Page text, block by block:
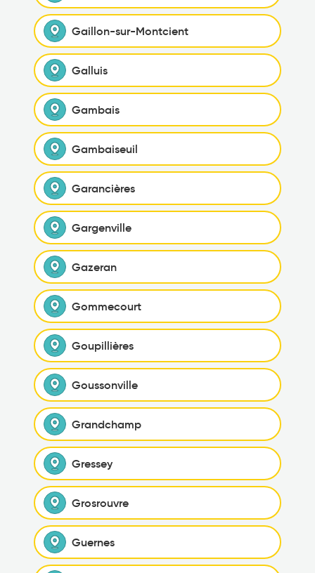
Gaillon-sur-Montcient
Galluis
Gambais
Gambaiseuil
Garancières
Gargenville
Gazeran
Gommecourt
Goupillières
Goussonville
Grandchamp
Gressey
Grosrouvre
Guernes